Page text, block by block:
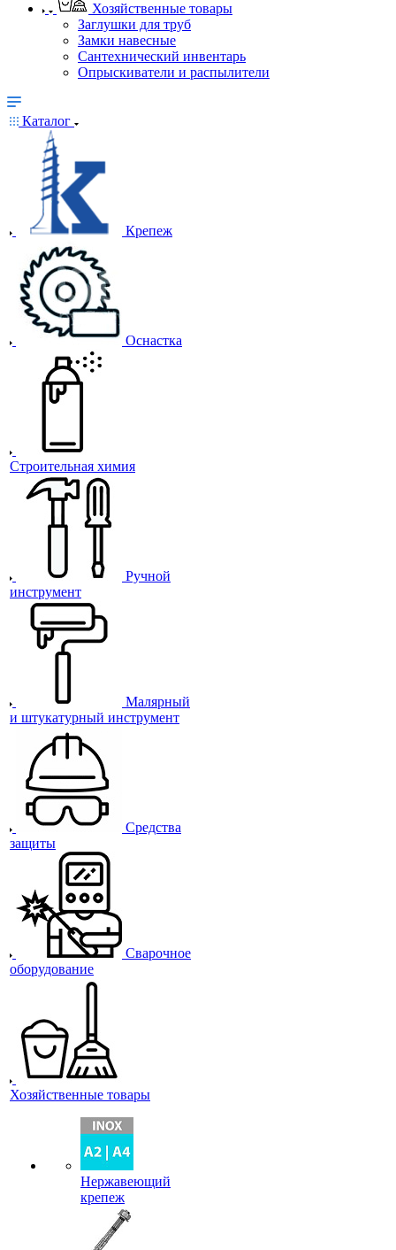
Хозяйственные товары
Заглушки для труб
Замки навесные
Сантехнический инвентарь
Опрыскиватели и распылители
Каталог
Крепеж
Оснастка
Строительная химия
Ручной
инструмент
Малярный
и штукатурный инструмент
Средства
защиты
Сварочное
оборудование
Хозяйственные товары
Нержавеющий
крепеж